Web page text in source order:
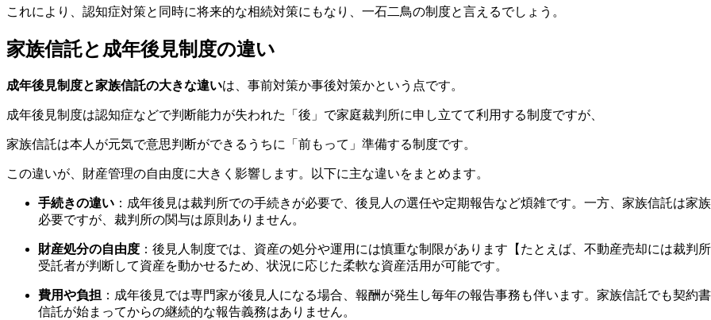
これにより、認知症対策と同時に将来的な相続対策にもなり、一石二鳥の制度と言えるでしょう。
家族信託と成年後見制度の違い
成年後見制度と家族信託の大きな違いは、事前対策か事後対策かという点です。
成年後見制度は認知症などで判断能力が失われた「後」で家庭裁判所に申し立てて利用する制度ですが、
家族信託は本人が元気で意思判断ができるうちに「前もって」準備する制度です。
この違いが、財産管理の自由度に大きく影響します。以下に主な違いをまとめます。
手続きの違い ：成年後見は裁判所での手続きが必要で、後見人の選任や定期報告など煩雑です。一方、家族信託は家
必要ですが、裁判所の関与は原則ありません。
財産処分の自由度 ：後見人制度では、資産の処分や運用には慎重な制限があります【たとえば、不動産売却には裁
受託者が判断して資産を動かせるため、状況に応じた柔軟な資産活用が可能です。
費用や負担 ：成年後見では専門家が後見人になる場合、報酬が発生し毎年の報告事務も伴います。家族信託でも契約
信託が始まってからの継続的な報告義務はありません。